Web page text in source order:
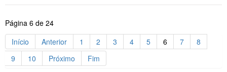
Página 6 de 24
Início
Anterior 1 2 3 4 5 6 7
8
9
10 Próximo Fim